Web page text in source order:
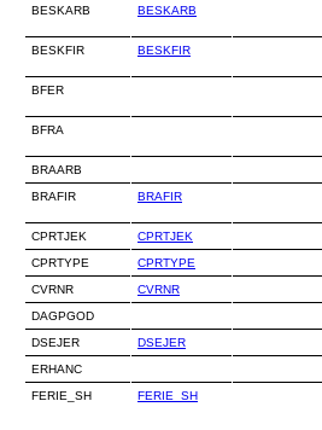
BESKARB
BESKARB
BESKFIR
BESKFIR
BFER
BFRA
BRAARB
BRAFIR
BRAFIR
CPRTJEK
CPRTJEK
CPRTYPE
CPRTYPE
CVRNR
CVRNR
DAGPGOD
DSEJER
DSEJER
ERHANC
FERIE_SH
FERIE_SH